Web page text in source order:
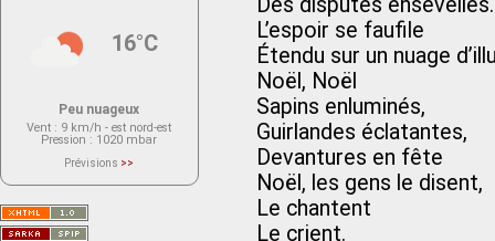
L’espoir se faufile
Étendu sur un nuage
Noël, Noël
Sapins enluminés,
Guirlandes éclatantes,
Devantures en fête
Noël, les gens le disent,
Le chantent
Le crient.
16°C
Peu nuageux
Vent : 9 km/h - est nord-est
Pression : 1020 mbar
Prévisions >>
actuellement aucune prévision
Saint-Nom.
Veuillez consulter le message du
service ci-dessous.